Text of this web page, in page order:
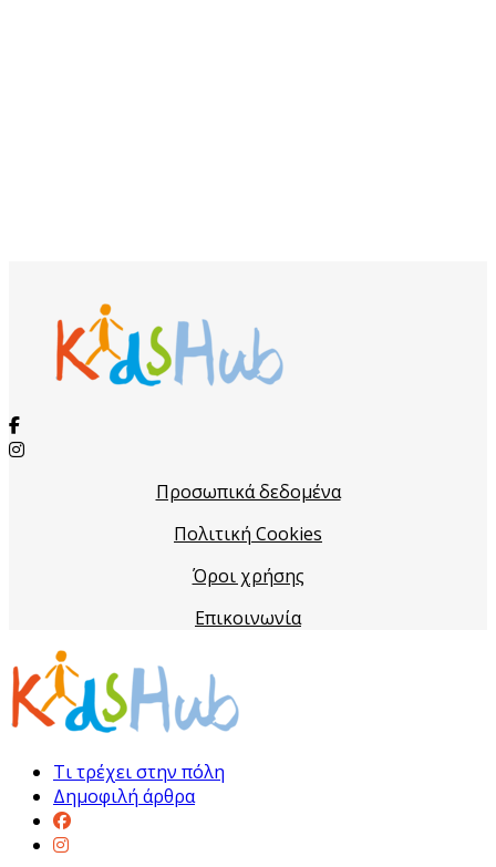
Προσωπικά δεδομένα
Πολιτική Cookies
Όροι χρήσης
Επικοινωνία
Τι τρέχει στην πόλη
Δημοφιλή άρθρα